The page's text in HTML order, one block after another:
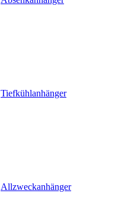
Tiefkühlanhänger
Allzweckanhänger